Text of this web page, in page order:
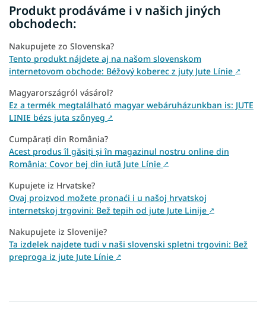
Produkt prodáváme i v našich jiných
obchodech:
Nakupujete zo Slovenska?
Tento produkt nájdete aj na našom slovenskom
internetovom obchode: Béžový koberec z juty Jute Línie ↗
Magyarországról vásárol?
Ez a termék megtalálható magyar webáruházunkban is: JUTE
LINIE bézs juta szőnyeg ↗
Cumpărați din România?
Acest produs îl găsiți și în magazinul nostru online din
România: Covor bej din iută Jute Línie ↗
Kupujete iz Hrvatske?
Ovaj proizvod možete pronaći i u našoj hrvatskoj
internetskoj trgovini: Bež tepih od jute Jute Linije ↗
Nakupujete iz Slovenije?
Ta izdelek najdete tudi v naši slovenski spletni trgovini: Bež
preproga iz jute Jute Línie ↗